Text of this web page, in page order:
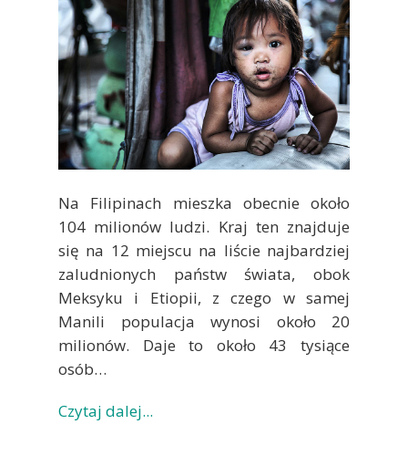
Na Filipinach mieszka obecnie około
104 milionów ludzi. Kraj ten znajduje
się na 12 miejscu na liście najbardziej
zaludnionych państw świata, obok
Meksyku i Etiopii, z czego w samej
Manili populacja wynosi około 20
milionów. Daje to około 43 tysiące
osób…
Czytaj dalej...